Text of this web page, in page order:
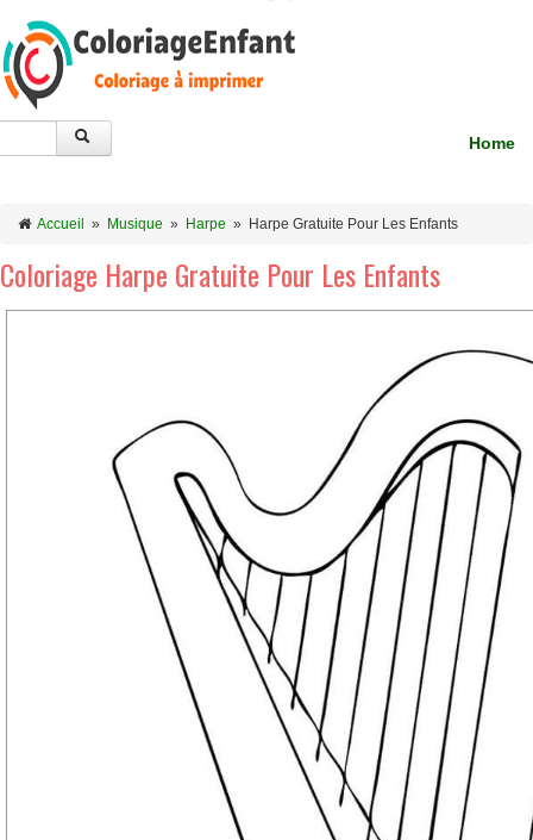
Home
Accueil » Musique » Harpe » Harpe Gratuite Pour Les Enfants
Coloriage Harpe Gratuite Pour Les Enfants